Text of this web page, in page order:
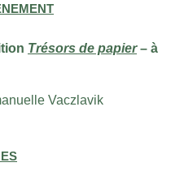
Trésors de papier– à
Vaczlavik